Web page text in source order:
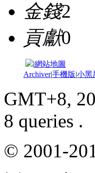
金錢2
貢獻0
|網站地圖
Archiver|手機版|小黑
GMT+8,
8 queries .
© 2001-